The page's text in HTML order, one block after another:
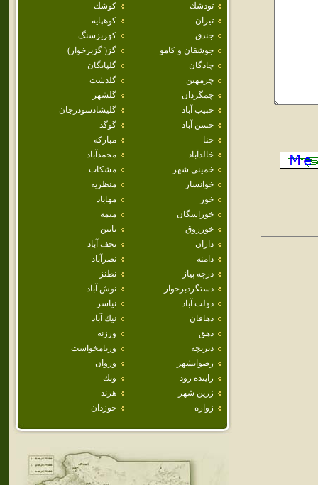
تودشك
كوشك
تيران
كوهپايه
جندق
كهريزسنگ
جوشقان و كامو
گز( گزبرخوار)
چادگان
گلپايگان
چرمهين
گلدشت
چمگردان
گلشهر
حبيب آباد
گليشادسودرجان
حسن آباد
گوگد
حنا
مباركه
خالدآباد
محمدآباد
خميني شهر
مشكات
خوانسار
منظريه
خور
مهاباد
خوراسگان
ميمه
خورزوق
نايين
داران
نجف آباد
دامنه
نصرآباد
درچه پياز
نطنز
دستگردبرخوار
نوش آباد
دولت آباد
نياسر
دهاقان
نيك آباد
دهق
ورزنه
ديزيچه
ورنامخواست
رضوانشهر
وزوان
زاينده رود
ونك
زرين شهر
هرند
زواره
جوزدان